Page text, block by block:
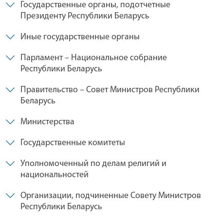
Государственные органы, подотчетные
Президенту Республики Беларусь
Иные государственные органы
Парламент – Национальное собрание
Республики Беларусь
Правительство – Совет Министров Республики
Беларусь
Министерства
Государственные комитеты
Уполномоченный по делам религий и
национальностей
Организации, подчиненные Совету Министров
Республики Беларусь